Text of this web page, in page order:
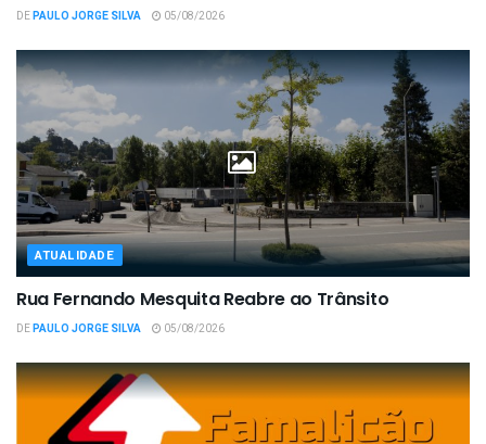
DEPAULO JORGE SILVA 05/08/2026
ATUALIDADE
Rua Fernando Mesquita Reabre ao Trânsito
DEPAULO JORGE SILVA 05/08/2026